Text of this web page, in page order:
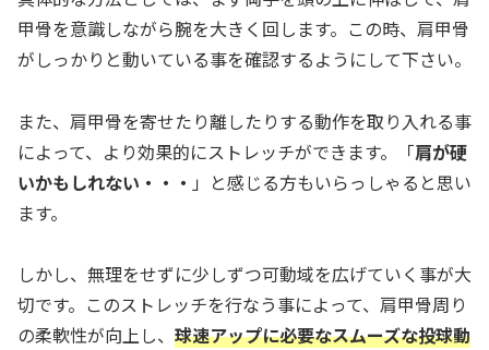
甲骨を意識しながら腕を大きく回します。この時、肩甲骨
がしっかりと動いている事を確認するようにして下さい。
また、肩甲骨を寄せたり離したりする動作を取り入れる事
によって、より効果的にストレッチができます。「肩が硬
いかもしれない・・・ 」と感じる方もいらっしゃると思い
ます。
しかし、無理をせずに少しずつ可動域を広げていく事が大
切です。このストレッチを行なう事によって、肩甲骨周り
の柔軟性が向上し、 球速アップに必要なスムーズな投球動